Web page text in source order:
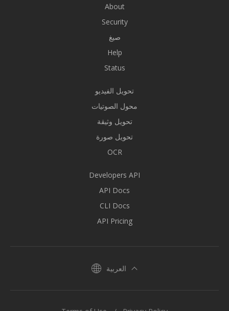
About
Security
صيغ
Help
Status
تحويل الفيديو
محول الصوتيات
تحويل وثيقة
تحويل صورة
OCR
Developers API
API Docs
CLI Docs
API Pricing
العربية